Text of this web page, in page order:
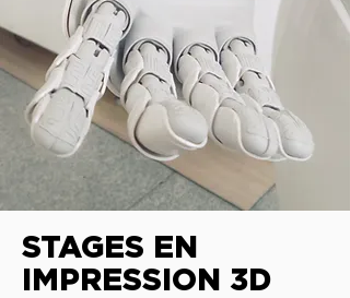
STAGES EN
IMPRESSION 3D